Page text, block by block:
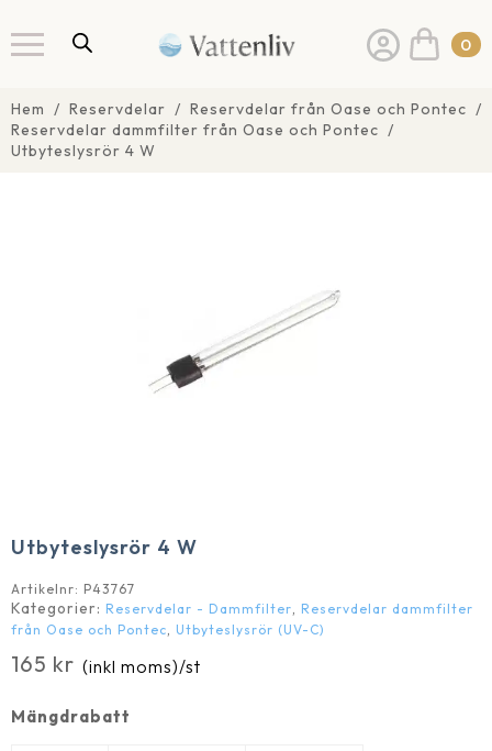
0
Hem Reservdelar
Reservdelar från Oase och Pontec
Reservdelar dammfilter från Oase och Pontec
Utbyteslysrör 4 W
Utbyteslysrör 4 W
Artikelnr: P43767
Kategorier: Reservdelar - Dammfilter, Reservdelar dammfilter
från Oase och Pontec, Utbyteslysrör (UV-C)
165 kr (inkl moms)/st
Mängdrabatt